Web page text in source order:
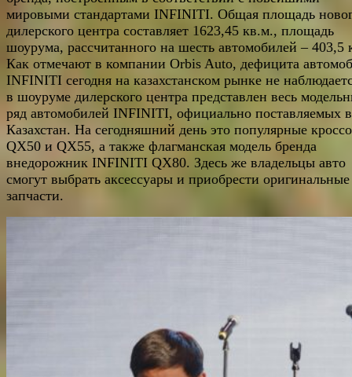
мировыми стандартами INFINITI. Общая площадь
дилерского центра составляет 1623,45 кв.м., площадь
шоурума, рассчитанного на шесть автомобилей – 403,5
Как отмечают в компании Orbis Auto, дефицита
INFINITI сегодня на казахстанском рынке не
в шоуруме дилерского центра представлен весь
ряд автомобилей INFINITI, официально поставляемых в
Казахстан. На сегодняшний день это популярные
QX50 и QX55, а также флагманская модель бренда
внедорожник INFINITI QX80. Здесь же владельцы авто
смогут выбрать аксессуары и приобрести оригинальные
запчасти.